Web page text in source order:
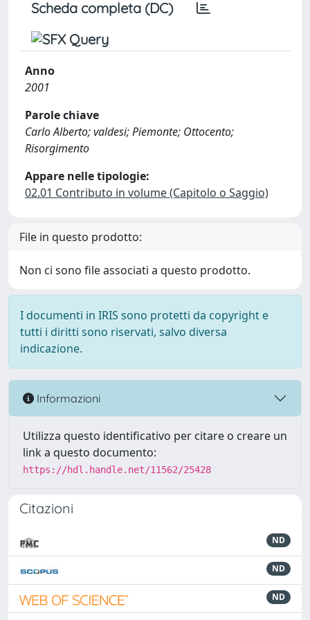
Scheda completa (DC)
Anno
2001
Parole chiave
Carlo Alberto; valdesi; Piemonte; Ottocento;
Risorgimento
Appare nelle tipologie:
02.01 Contributo in volume (Capitolo o Saggio)
File in questo prodotto:
Non ci sono file associati a questo prodotto.
I documenti in IRIS sono protetti da copyright e
tutti i diritti sono riservati, salvo diversa
indicazione.
Informazioni
Utilizza questo identificativo per citare o creare un
link a questo documento:
https://hdl.handle.net/11562/25428
Citazioni
ND
ND
ND